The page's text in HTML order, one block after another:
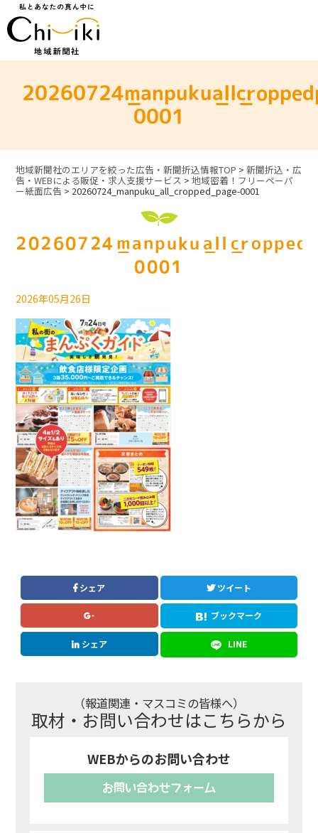
content
0001
地域新聞社のエリアを絞った広告・新聞折込情報TOP >新聞折込・広
告・WEBによる販促・求人支援サービス >地域密着！フリーペーパ
ー紙面広告 >20260724_manpuku_all_cropped_page-0001
0001
2026年05月26日
シェア ツイート
ブックマーク
シェア LINE
（報道関連・マスコミの皆様へ）
取材・お問い合わせはこちらから
WEBからのお問い合わせ
お問い合わせフォーム